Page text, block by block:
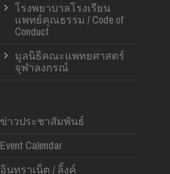
โรงพยาบาลโรงเรียน
แพทย์คุณธรรม / Code of
Conduct
มูลนิธิคณะแพทยศาสตร์
จุฬาลงกรณ์
ข่าวประชาสัมพันธ์
Event Calendar
อินทราเน็ต / ลิ้งค์